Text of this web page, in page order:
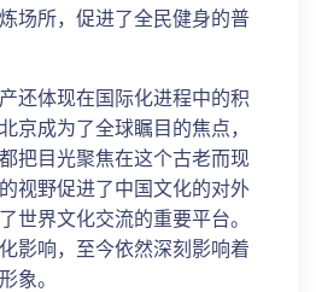
场所，促进了全民健身的普
还体现在国际化进程中的积
京成为了全球瞩目的焦点，
把目光聚焦在这个古老而现
视野促进了中国文化的对外
世界文化交流的重要平台。
影响，至今依然深刻影响着
象。